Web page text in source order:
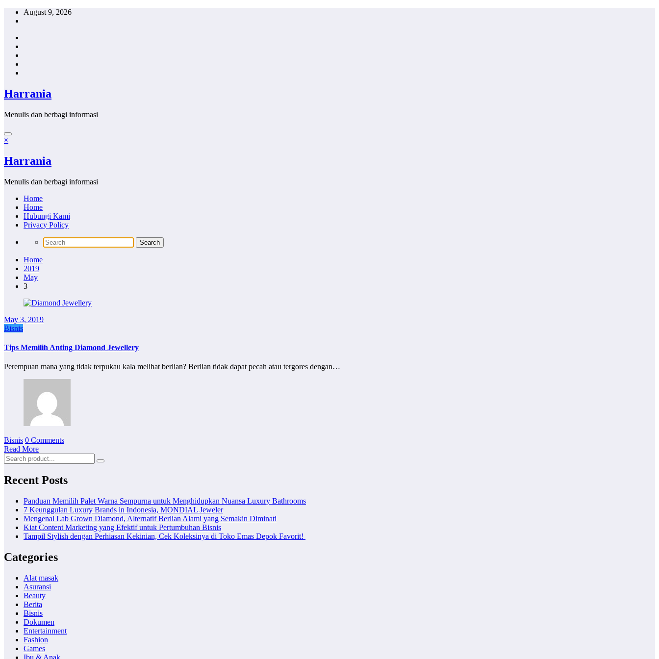
Skip
August 9, 2026
Harrania
Menulis dan berbagi informasi
×
Harrania
Menulis dan berbagi informasi
Home
Home
Hubungi Kami
Privacy Policy
Home
2019
May
3
May 3, 2019
Bisnis
Tips Memilih Anting Diamond Jewellery
Perempuan mana yang tidak terpukau kala melihat berlian? Berlian tidak dapat pecah atau tergores dengan…
Bisnis 0 Comments
Read More
Recent Posts
Panduan Memilih Palet Warna Sempurna untuk Menghidupkan Nuansa Luxury Bathrooms
7 Keunggulan Luxury Brands in Indonesia, MONDIAL Jeweler
Mengenal Lab Grown Diamond, Alternatif Berlian Alami yang Semakin Diminati
Kiat Content Marketing yang Efektif untuk Pertumbuhan Bisnis
Tampil Stylish dengan Perhiasan Kekinian, Cek Koleksinya di Toko Emas Depok Favorit!
Categories
Alat masak
Asuransi
Beauty
Berita
Bisnis
Dokumen
Entertainment
Fashion
Games
Ibu & Anak